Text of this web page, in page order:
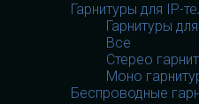
Гарнитуры для IP-
Гарнитуры
Все
Стерео
Моно
Беспроводные